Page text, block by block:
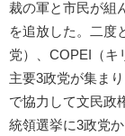
裁の軍と市民が組
を追放した。二度
党）、COPEI（キ
主要3政党が集ま
で協力して文民政
統領選挙に3政党